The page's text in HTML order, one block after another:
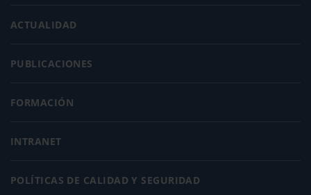
ACTUALIDAD
PUBLICACIONES
FORMACIÓN
INTRANET
POLÍTICAS DE CALIDAD Y SEGURIDAD